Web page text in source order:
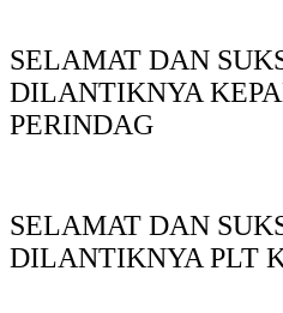
SELAMAT DAN
DILANTIKNYA
PERINDAG
SELAMAT DAN
DILANTIKNYA PLT